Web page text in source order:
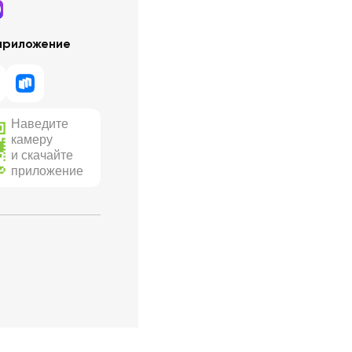
Наведите
камеру
и скачайте
приложение